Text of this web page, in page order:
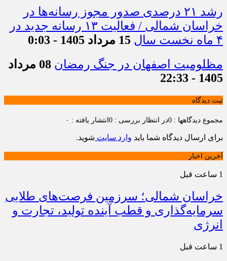
رشد ۲۱ درصدی صدور مجوز رسانه‌ها در
خراسان شمالی / فعالیت ۱۳ رسانه جدید در
۴ ماه نخست سال
15 مرداد 1405 - 0:03
مظلومیت اصفهان در جنگ رمضان
08 مرداد
1405 - 22:33
ثبت دیدگاه
مجموع دیدگاهها : 0 در انتظار بررسی : 0 انتشار یافته : ۰
برای ارسال دیدگاه شما باید وارد سایت شوید.
آخرین اخبار
1 ساعت قبل
خراسان شمالی؛ سرزمین فرصت‌های طلایی
سرمایه‌گذاری و قطب آینده تولید، تجارت و
انرژی
1 ساعت قبل